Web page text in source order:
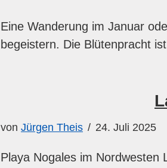
Eine Wanderung im Januar
begeistern. Die Blütenpracht
von Jürgen Theis 24. Juli 2025
Playa Nogales im Nordwesten